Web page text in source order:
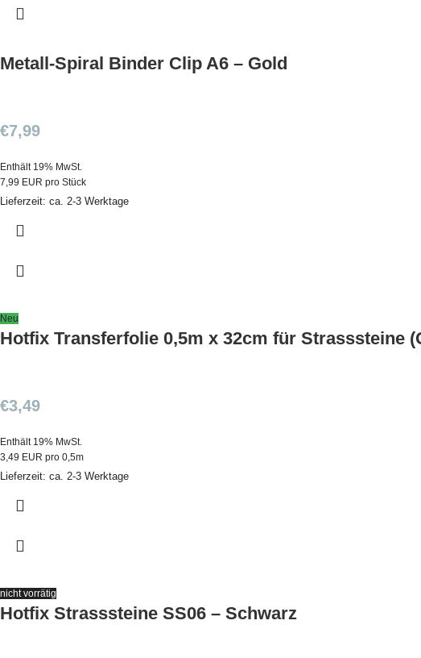
Metall-Spiral Binder Clip A6 – Gold
€7,99
Enthält 19% MwSt.
7,99 EUR pro Stück
Lieferzeit: ca. 2-3 Werktage
Neu
Hotfix Transferfolie 0,5m x 32cm für Strasssteine
€3,49
Enthält 19% MwSt.
3,49 EUR pro 0,5m
Lieferzeit: ca. 2-3 Werktage
nicht vorrätig
Hotfix Strasssteine SS06 – Schwarz